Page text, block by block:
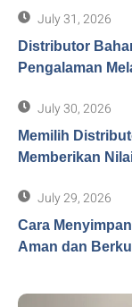
July 31, 2026
Distributor
Pengalaman
July 30, 2026
Memilih
Memberikan
July 29, 2026
Cara
Aman dan